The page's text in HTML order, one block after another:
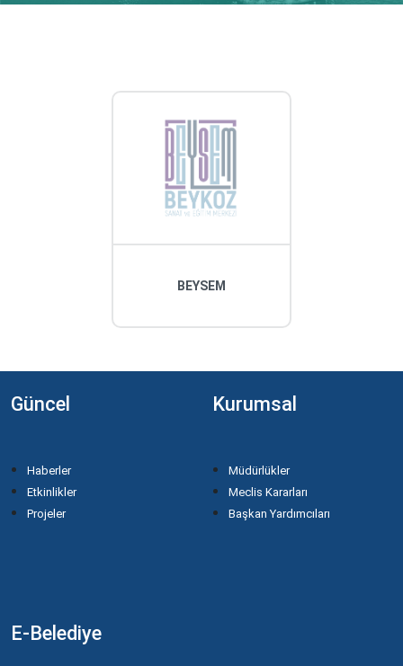
BEYSEM
Güncel
Haberler
Etkinlikler
Projeler
Kurumsal
Müdürlükler
Meclis Kararları
Başkan Yardımcıları
E-Belediye